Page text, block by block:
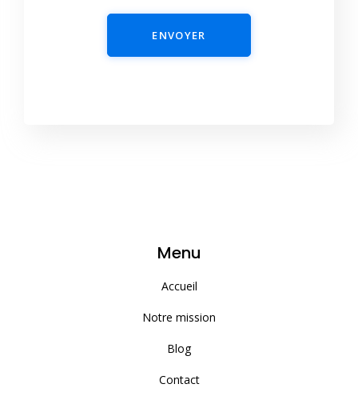
ENVOYER
Menu
Accueil
Notre mission
Blog
Contact